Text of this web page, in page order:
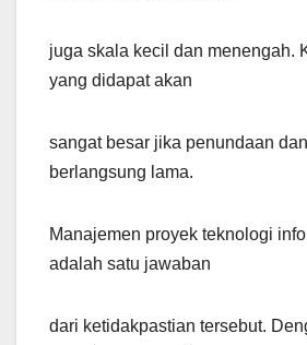
juga skala kecil dan menengah.
yang didapat akan
sangat besar jika penundaan
berlangsung lama.
Manajemen proyek teknologi
adalah satu jawaban
dari ketidakpastian tersebut.